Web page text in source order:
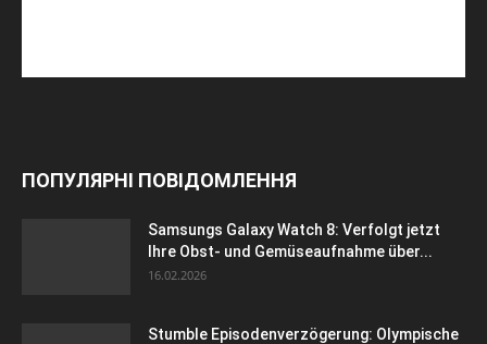
ПОПУЛЯРНІ ПОВІДОМЛЕННЯ
Samsungs Galaxy Watch 8: Verfolgt jetzt
Ihre Obst- und Gemüseaufnahme über...
16.02.2026
Stumble Episodenverzögerung: Olympische